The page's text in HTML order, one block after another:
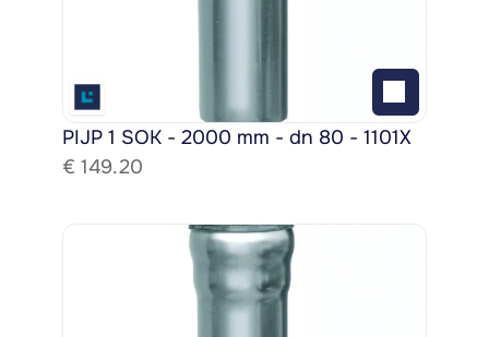
PIJP 1 SOK - 2000 mm - dn 80 - 1101X
€ 149.20